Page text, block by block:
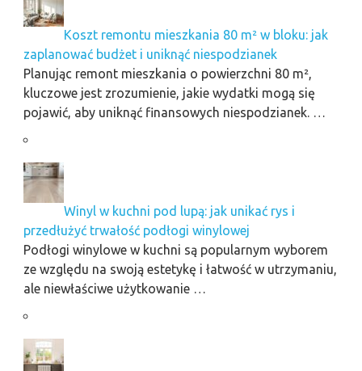
Koszt remontu mieszkania 80 m² w bloku: jak
zaplanować budżet i uniknąć niespodzianek
Planując remont mieszkania o powierzchni 80 m²,
kluczowe jest zrozumienie, jakie wydatki mogą się
pojawić, aby uniknąć finansowych niespodzianek. …
Winyl w kuchni pod lupą: jak unikać rys i
przedłużyć trwałość podłogi winylowej
Podłogi winylowe w kuchni są popularnym wyborem
ze względu na swoją estetykę i łatwość w utrzymaniu,
ale niewłaściwe użytkowanie …